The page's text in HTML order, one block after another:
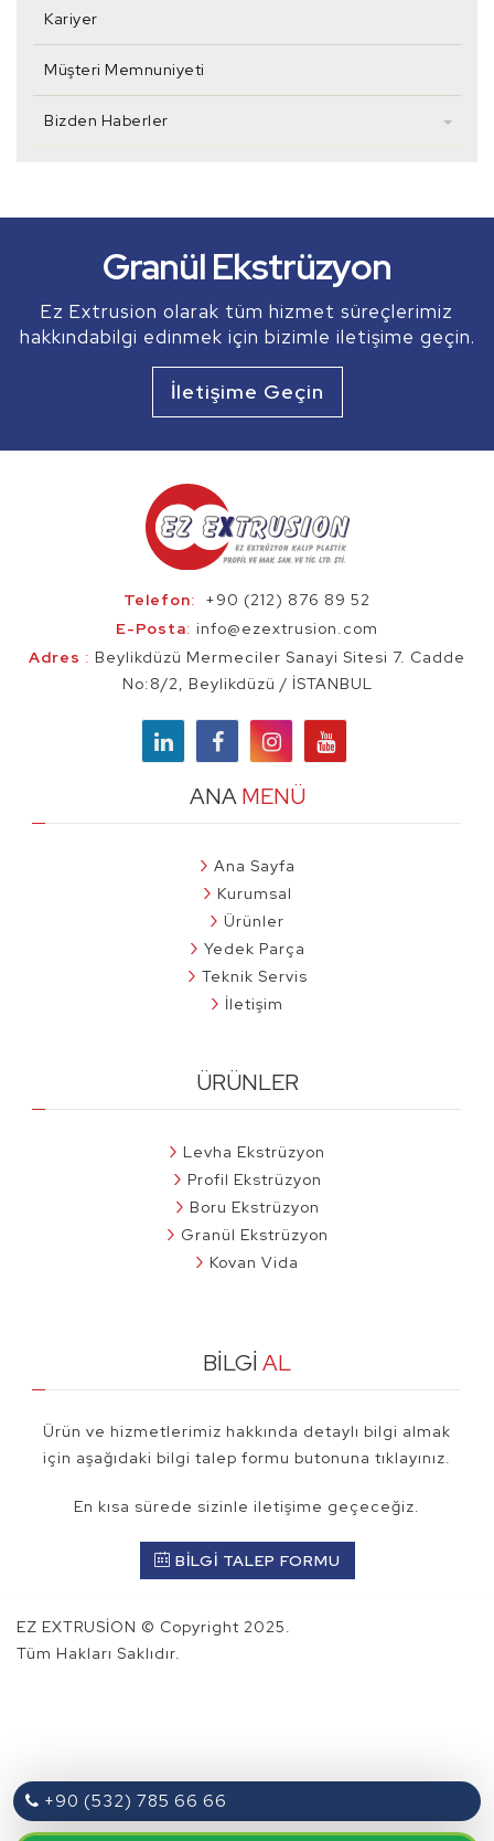
Kariyer
Müşteri Memnuniyeti
Bizden Haberler
Boru Ekstrüzyon
Granül Ekstrüzyon
ve daha fazlası...
Ez Extrusion
Profil Ekstrüzyon
Ez Extrusion olarak tüm hizmet süreçlerimiz
hakkındabilgi edinmek için bizimle iletişime geçin.
İletişime Geçin
Telefon: +90 (212) 876 89 52
E-Posta: info@ezextrusion.com
Adres : Beylikdüzü Mermeciler Sanayi Sitesi 7. Cadde
No:8/2, Beylikdüzü / İSTANBUL
ANAMENÜ
Ana Sayfa
Kurumsal
Ürünler
Yedek Parça
Teknik Servis
İletişim
ÜRÜNLER
Levha Ekstrüzyon
Profil Ekstrüzyon
Boru Ekstrüzyon
Granül Ekstrüzyon
Kovan Vida
BİLGİAL
Ürün ve hizmetlerimiz hakkında detaylı bilgi almak
için aşağıdaki bilgi talep formu butonuna tıklayınız.
En kısa sürede sizinle iletişime geçeceğiz.
BİLGİ TALEP FORMU
EZ EXTRUSİON © Copyright 2025.
Tüm Hakları Saklıdır.
+90 (532) 785 66 66